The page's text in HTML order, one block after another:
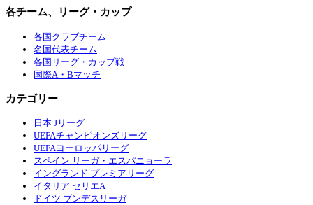
各チーム、リーグ・カップ
各国クラブチーム
名国代表チーム
各国リーグ・カップ戦
国際A・Bマッチ
カテゴリー
日本 Jリーグ
UEFAチャンピオンズリーグ
UEFAヨーロッパリーグ
スペイン リーガ・エスパニョーラ
イングランド プレミアリーグ
イタリア セリエA
ドイツ ブンデスリーガ